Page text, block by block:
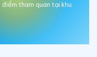
tham quan tại khu